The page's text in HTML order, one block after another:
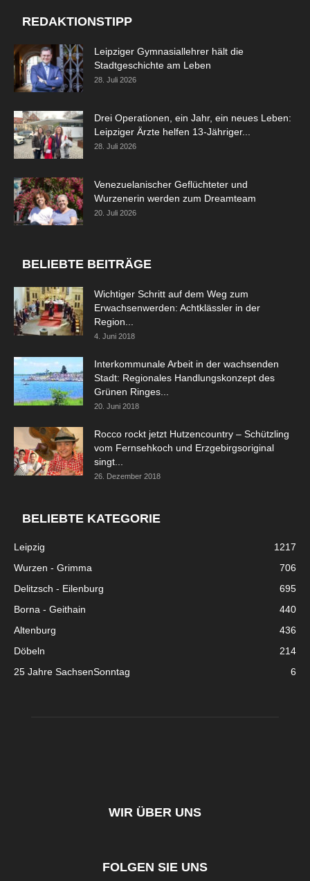
REDAKTIONSTIPP
Leipziger Gymnasiallehrer hält die
Stadtgeschichte am Leben
28. Juli 2026
Drei Operationen, ein Jahr, ein neues Leben:
Leipziger Ärzte helfen 13-Jähriger...
28. Juli 2026
Venezuelanischer Geflüchteter und
Wurzenerin werden zum Dreamteam
20. Juli 2026
BELIEBTE BEITRÄGE
Wichtiger Schritt auf dem Weg zum
Erwachsenwerden: Achtklässler in der
Region...
4. Juni 2018
Interkommunale Arbeit in der wachsenden
Stadt: Regionales Handlungskonzept des
Grünen Ringes...
20. Juni 2018
Rocco rockt jetzt Hutzencountry – Schützling
vom Fernsehkoch und Erzgebirgsoriginal
singt...
26. Dezember 2018
BELIEBTE KATEGORIE
Leipzig
1217
Wurzen - Grimma
706
Delitzsch - Eilenburg
695
Borna - Geithain
440
Altenburg
436
Döbeln
214
25 Jahre SachsenSonntag
6
WIR ÜBER UNS
FOLGEN SIE UNS